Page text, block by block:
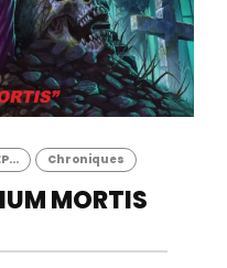
Chroniques
MORTIS